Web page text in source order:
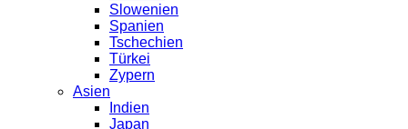
Slowenien
Spanien
Tschechien
Türkei
Zypern
Asien
Indien
Japan